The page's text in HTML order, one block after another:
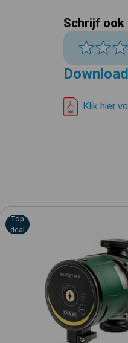
Schrijf ook
Klik hier
4.7829
Top
deal